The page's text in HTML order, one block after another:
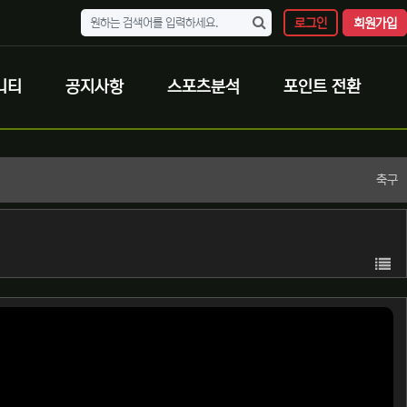
로그인 회원가입
티 공지사항 스포츠분석 포인트 전환
축구
목